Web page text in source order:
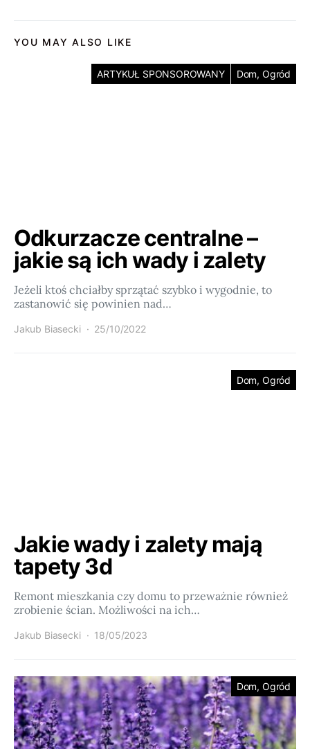
YOU MAY ALSO LIKE
ARTYKUŁ SPONSOROWANY Dom, Ogród
Odkurzacze centralne –
jakie są ich wady i zalety
Jeżeli ktoś chciałby sprzątać szybko i wygodnie, to
zastanowić się powinien nad…
Jakub Biasecki 25/10/2022
Dom, Ogród
Jakie wady i zalety mają
tapety 3d
Remont mieszkania czy domu to przeważnie również
zrobienie ścian. Możliwości na ich…
Jakub Biasecki 18/05/2023
Dom, Ogród